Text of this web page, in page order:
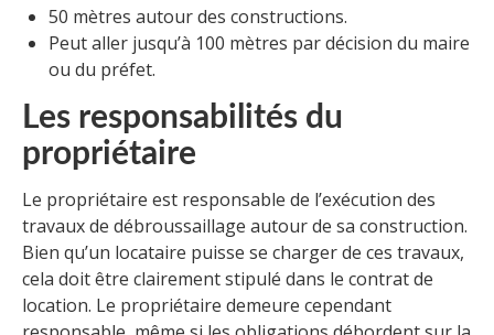
50 mètres autour des constructions.
Peut aller jusqu’à 100 mètres par décision du maire
ou du préfet.
Les responsabilités du
propriétaire
Le propriétaire est responsable de l’exécution des
travaux de débroussaillage autour de sa construction.
Bien qu’un locataire puisse se charger de ces travaux,
cela doit être clairement stipulé dans le contrat de
location. Le propriétaire demeure cependant